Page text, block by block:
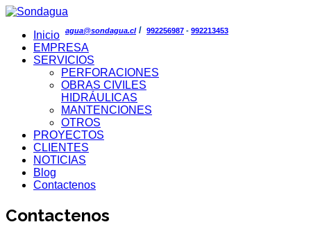
agua@sondagua.cl/ 992256987 - 992213453
Inicio
EMPRESA
SERVICIOS
PERFORACIONES
OBRAS CIVILES
HIDRÁULICAS
MANTENCIONES
OTROS
PROYECTOS
CLIENTES
NOTICIAS
Blog
Contactenos
Contactenos